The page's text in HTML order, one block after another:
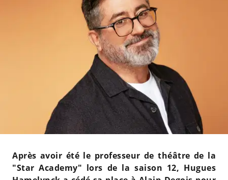
Après avoir été le professeur de théâtre de la
"Star Academy" lors de la saison 12, Hugues